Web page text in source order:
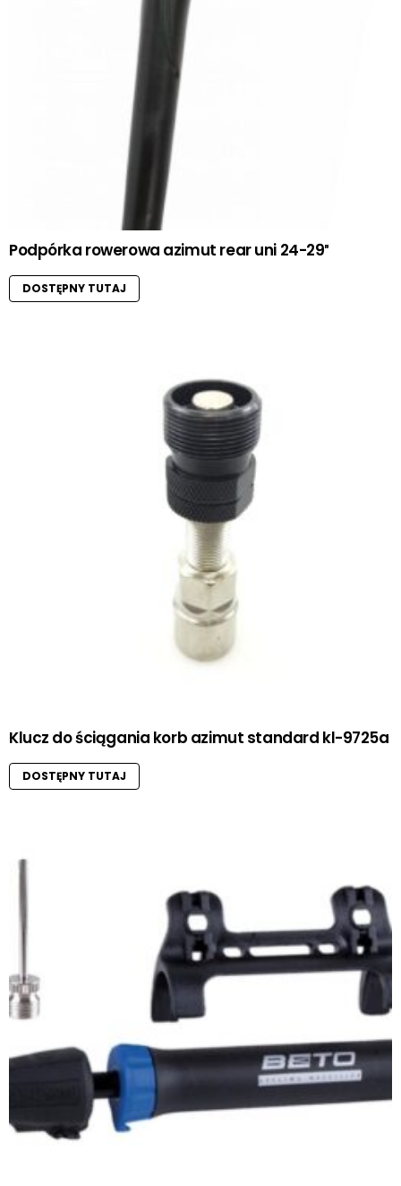
Podpórka rowerowa azimut rear uni 24-29″
DOSTĘPNY TUTAJ
Klucz do ściągania korb azimut standard kl-9725a
DOSTĘPNY TUTAJ